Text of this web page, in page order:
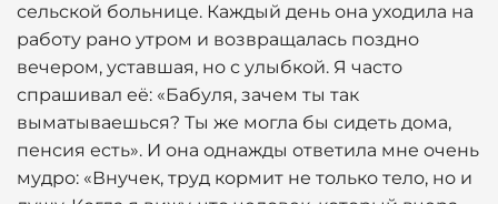
сельской больнице. Каждый день она уходила на
работу рано утром и возвращалась поздно
вечером, уставшая, но с улыбкой. Я часто
спрашивал её: «Бабуля, зачем ты так
выматываешься? Ты же могла бы сидеть дома,
пенсия есть». И она однажды ответила мне очень
мудро: «Внучек, труд кормит не только тело, но и